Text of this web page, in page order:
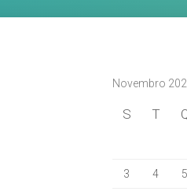
Novembro
S T
3 4 5